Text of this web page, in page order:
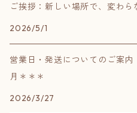
ご挨拶：新しい場所で、変わら
2026/5/1
営業日・発送についてのご案
月＊＊＊
2026/3/27